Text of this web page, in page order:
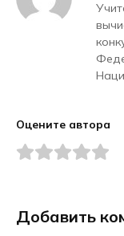
Оцените автора
Добавить